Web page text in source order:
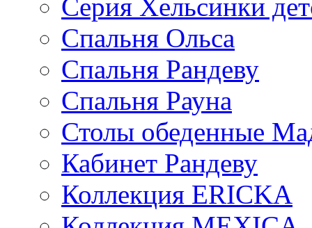
Серия Хельсинки
Спальня Ольса
Спальня Рандеву
Спальня Рауна
Столы обеденные
Кабинет Рандеву
Коллекция ERICKA